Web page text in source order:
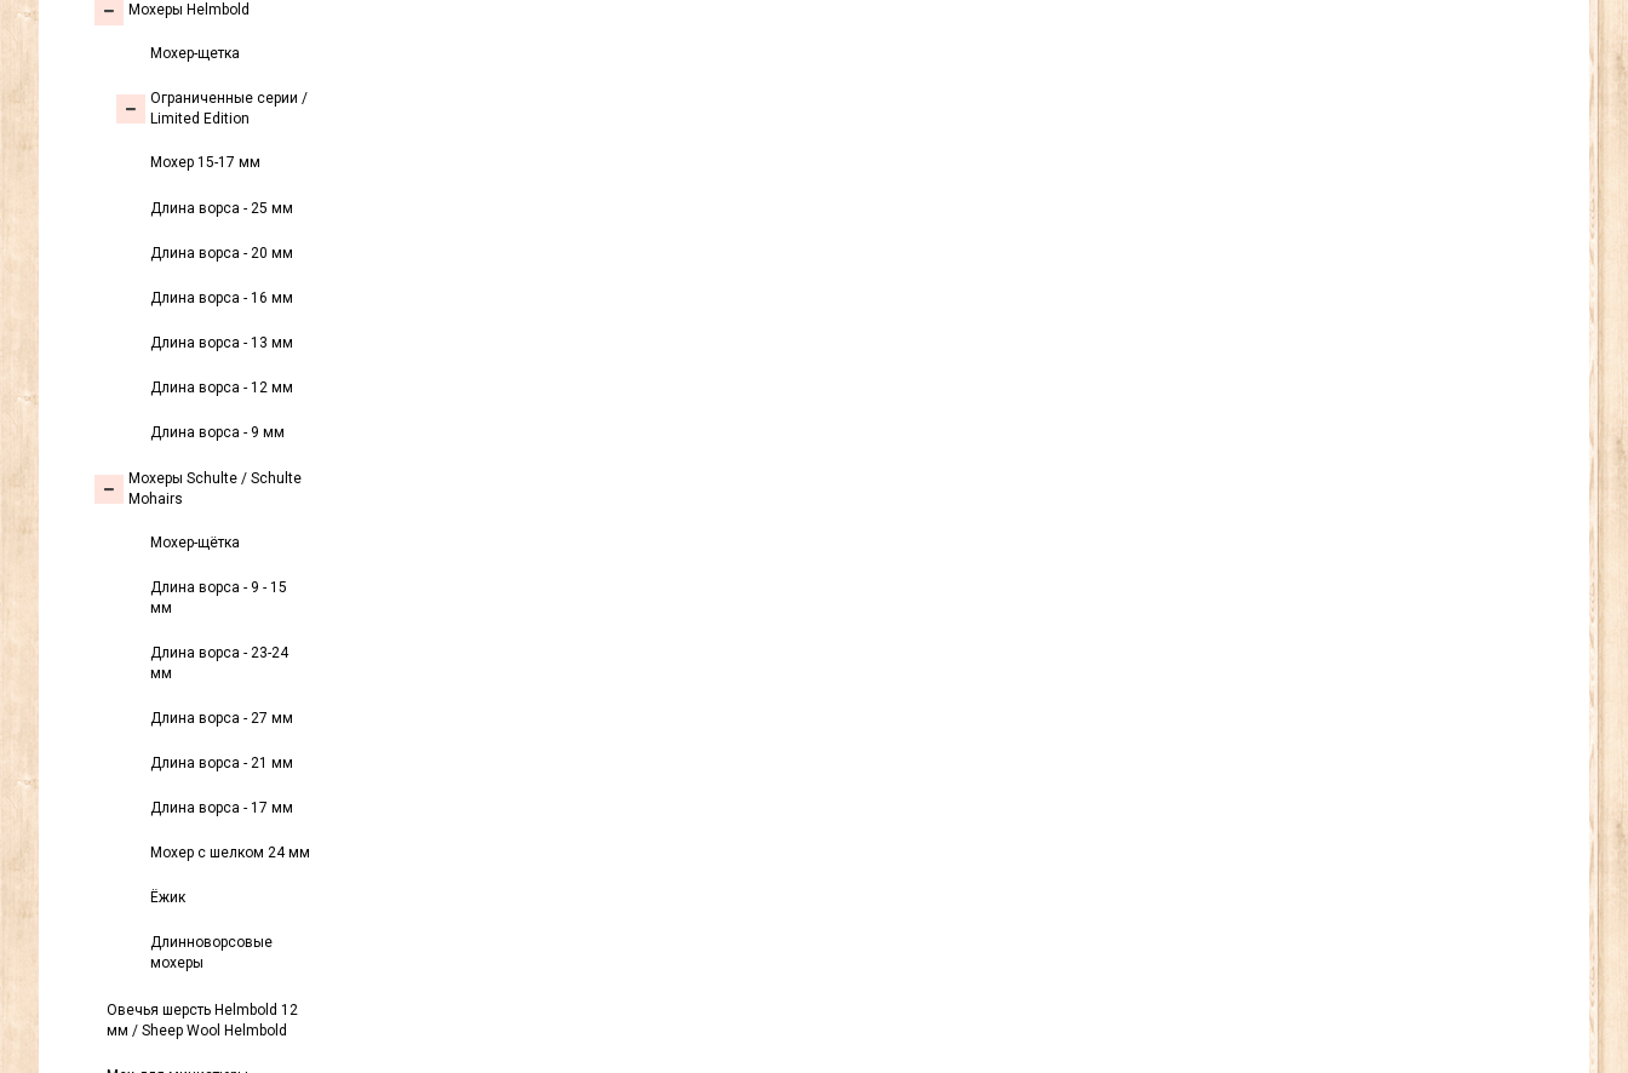
Мохеры Helmbold
Мохер-щетка
Ограниченные серии /
Limited Edition
Мохер 15-17 мм
Длина ворса - 25 мм
Длина ворса - 20 мм
Длина ворса - 16 мм
Длина ворса - 13 мм
Длина ворса - 12 мм
Длина ворса - 9 мм
Мохеры Sсhulte / Schulte
Mohairs
Мохер-щётка
Длина ворса - 9 - 15
мм
Длина ворса - 23-24
мм
Длина ворса - 27 мм
Длина ворса - 21 мм
Длина ворса - 17 мм
Мохер с шелком 24 мм
Ёжик
Длинноворсовые
мохеры
Овечья шерсть Helmbold 12
мм / Sheep Wool Helmbold